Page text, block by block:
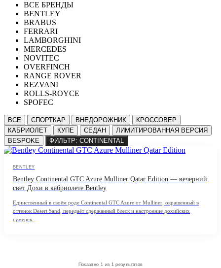
ВСЕ БРЕНДЫ
BENTLEY
BRABUS
FERRARI
LAMBORGHINI
MERCEDES
NOVITEC
OVERFINCH
RANGE ROVER
REZVANI
ROLLS-ROYCE
SPOFEC
ВСЕ СПОРТКАР ВНЕДОРОЖНИК
КРОССОВЕР
КАБРИОЛЕТ
КУПЕ СЕДАН
ЛИМИТИРОВАННАЯ ВЕРСИЯ
BESPOKE
ФИЛЬТР: CONTINENTAL
BENTLEY
Bentley Continental GTC Azure Mulliner Qatar Edition — вечерний
свет Дохи в кабриолете Bentley
Единственный в своём роде Continental GTC Azure от Mulliner, окрашенный в
оттенок Desert Sand, передаёт сдержанный блеск и настроение дохийских
сумерек.
Показано 1 из 1 результатов